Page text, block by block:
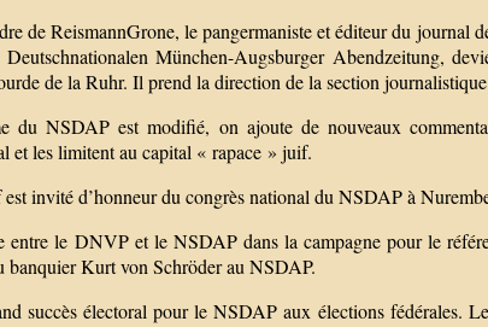
de ReismannGrone, le pangermaniste et éditeur du journal
Deutschnationalen München-Augsburger Abendzeitung,
de la Ruhr. Il prend la direction de la section
du NSDAP est modifié, on ajoute de nouveaux
et les limitent au capital « rapace » juif.
invité d’honneur du congrès national du NSDAP à
entre le DNVP et le NSDAP dans la campagne pour le
banquier Kurt von Schröder au NSDAP.
succès électoral pour le NSDAP aux élections fédérales.